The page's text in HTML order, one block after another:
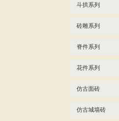
斗拱系列
砖雕系列
脊件系列
花件系列
仿古面砖
仿古城墙砖